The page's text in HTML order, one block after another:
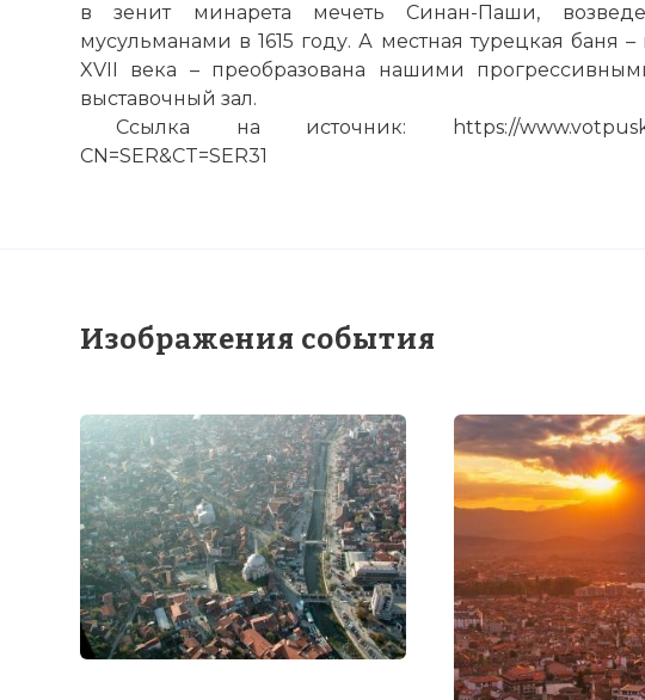
в зенит минарета мечеть Синан-Паши,
мусульманами в 1615 году. А местная турецкая баня –
XVII века – преобразована нашими
выставочный зал.
Ссылка на источник: https://
CN=SER&CT=SER31
Изображения события